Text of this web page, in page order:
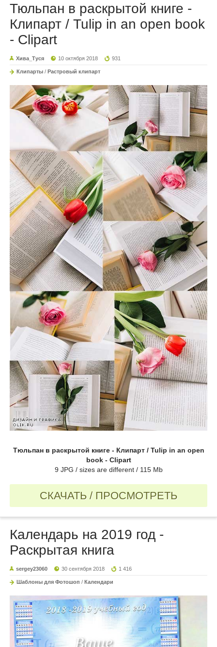
Тюльпан в раскрытой книге -
Клипарт / Tulip in an open book
- Clipart
Хива_Туся 10 октября 2018 931
Клипарты / Растровый клипарт
Тюльпан в раскрытой книге - Клипарт / Tulip in an open
book - Clipart
9 JPG / sizes are different / 115 Mb
СКАЧАТЬ / ПРОСМОТРЕТЬ
Календарь на 2019 год -
Раскрытая книга
sergey23060 30 сентября 2018 1 416
Шаблоны для Фотошоп / Календари